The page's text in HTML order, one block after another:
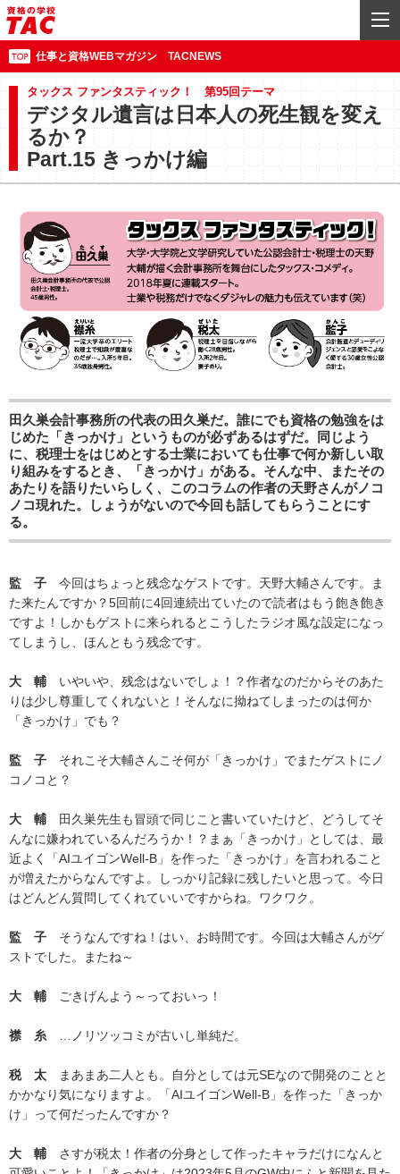
仕事と資格WEBマガジン TACNEWS
タックス ファンタスティック！ 第95回テーマ
デジタル遺言は日本人の死生観を変え
るか？
Part.15 きっかけ編
田久巣会計事務所の代表の田久巣だ。誰にでも資格の勉強をは
じめた「きっかけ」というものが必ずあるはずだ。同じよう
に、税理士をはじめとする士業においても仕事で何か新しい取
り組みをするとき、「きっかけ」がある。そんな中、またその
あたりを語りたいらしく、このコラムの作者の天野さんがノコ
ノコ現れた。しょうがないので今回も話してもらうことにす
る。
監 子 今回はちょっと残念なゲストです。天野大輔さんです。ま
た来たんですか？5回前に4回連続出ていたので読者はもう飽き飽き
ですよ！しかもゲストに来られるとこうしたラジオ風な設定になっ
てしまうし、ほんともう残念です。
大 輔 いやいや、残念はないでしょ！？作者なのだからそのあた
りは少し尊重してくれないと！そんなに拗ねてしまったのは何か
「きっかけ」でも？
監 子 それこそ大輔さんこそ何が「きっかけ」でまたゲストにノ
コノコと？
大 輔 田久巣先生も冒頭で同じこと書いていたけど、どうしてそ
んなに嫌われているんだろうか！？まぁ「きっかけ」としては、最
近よく「AIユイゴンWell-B」を作った「きっかけ」を言われること
が増えたからなんですよ。しっかり記録に残したいと思って。今日
はどんどん質問してくれていいですからね。ワクワク。
監 子 そうなんですね！はい、お時間です。今回は大輔さんがゲ
ストでした。またね～
大 輔 ごきげんよう～っておいっ！
襟 糸…ノリツッコミが古いし単純だ。
税 太 まあまあ二人とも。自分としては元SEなので開発のことと
かかなり気になりますよ。「AIユイゴンWell-B」を作った「きっか
け」って何だったんですか？
大 輔 さすが税太！作者の分身として作ったキャラだけになんと